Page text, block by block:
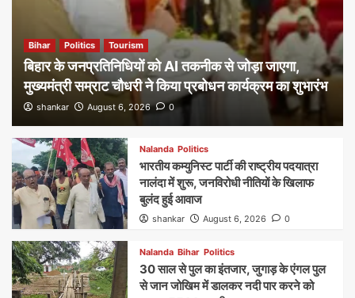
Bihar Politics Tourism
बिहार के जनप्रतिनिधियों को AI तकनीक से जोड़ा जाएगा,
मुख्यमंत्री सम्राट चौधरी ने किया प्रबोधन कार्यक्रम का शुभारंभ
shankar August 6, 2026 0
Nalanda Politics
भारतीय कम्युनिस्ट पार्टी की राष्ट्रीय पदयात्रा
नालंदा में शुरू, जनविरोधी नीतियों के खिलाफ
बुलंद हुई आवाज
shankar August 6, 2026 0
Nalanda Bihar Politics
30 साल से पुल का इंतजार, जुगाड़ के एंगल पुल
से जान जोखिम में डालकर नदी पार करने को